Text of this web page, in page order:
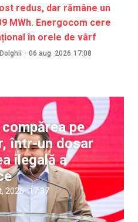
redus, dar rămâne un
MWh. Energocom cere
în orele de vârf
- 06 aug. 2026 17:08
pe
într-un dosar
ilegală a
2026 17:37